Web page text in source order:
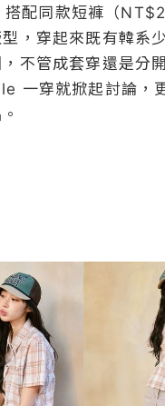
配同款短褲（
，穿起來既有韓系
不管成套穿還是分
一穿就掀起討論，